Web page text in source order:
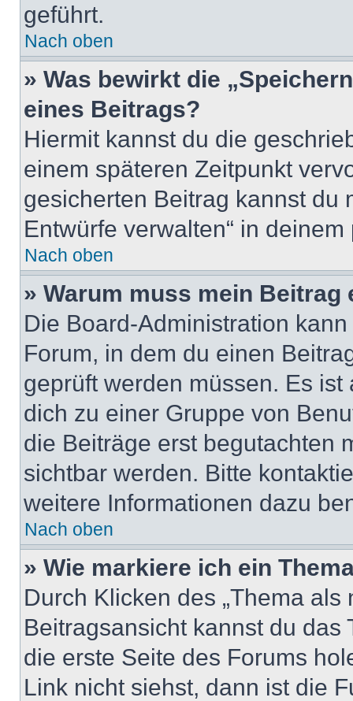
geführt.
Nach oben
» Was bewirkt die
eines Beitrags?
Hiermit kannst du die
einem späteren Zeitpunkt
gesicherten Beitrag kannst du
Entwürfe verwalten“ in
Nach oben
» Warum muss mein
Die Board-Administration
Forum, in dem du einen
geprüft werden müssen. Es
dich zu einer Gruppe von
die Beiträge erst begutachten
sichtbar werden. Bitte
weitere Informationen dazu
Nach oben
» Wie markiere ich ein
Durch Klicken des „Thema
Beitragsansicht kannst du
die erste Seite des Forums
Link nicht siehst, dann ist die